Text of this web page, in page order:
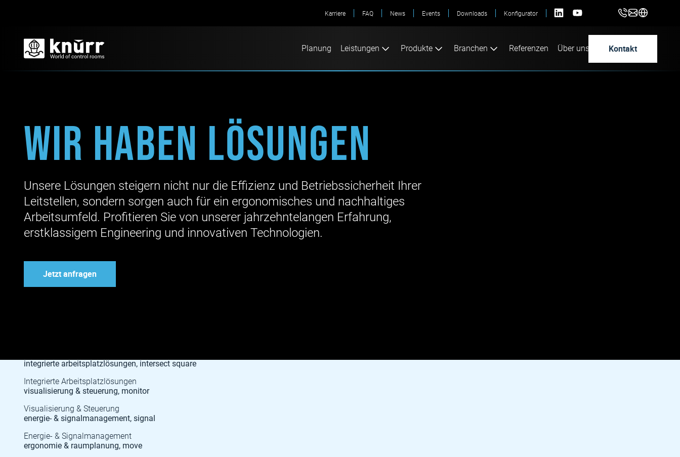
Karriere FAQ News Events Downloads Konfigurator
Planung Leistungen Produkte Branchen Referenzen Über uns Kontakt
Wir haben Lösungen
Unsere Lösungen steigern nicht nur die Effizienz und Betriebssicherheit Ihrer
Leitstellen, sondern sorgen auch für ein ergonomisches und nachhaltiges
Arbeitsumfeld. Profitieren Sie von unserer jahrzehntelangen Erfahrung,
erstklassigem Engineering und innovativen Technologien.
Jetzt anfragen
Integrierte Arbeitsplatzlösungen
Visualisierung & Steuerung
Energie- & Signalmanagement